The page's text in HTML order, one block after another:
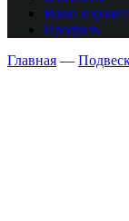
Ваша корзина
Профиль
Главная —